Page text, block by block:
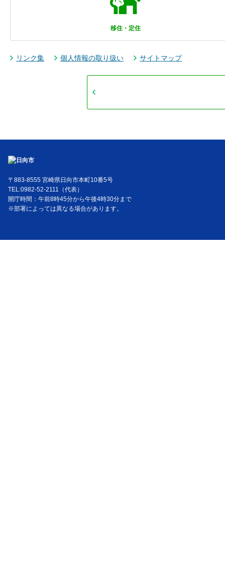
移住・定住
リンク集 個人情報の取り扱い サイトマップ
〒883-8555 宮崎県日向市本町10番5号
TEL:0982-52-2111（代表）
開庁時間：午前8時45分から午後4時30分まで
※部署によっては異なる場合があります。